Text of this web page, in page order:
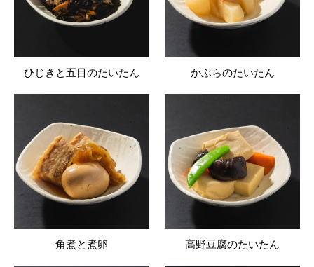
ひじきと五目のたいたん かぶらのたいたん
角煮と煮卵 高野豆腐のたいたん